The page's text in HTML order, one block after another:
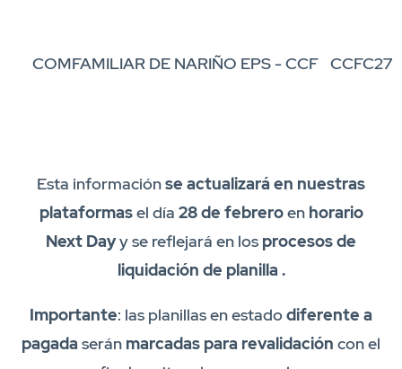
COMFAMILIAR DE NARIÑO EPS - CCF CCFC27
Esta informaciónse actualizará en nuestras
plataformasel día 28 de febreroen horario
Next Dayy se reflejará en los procesos de
liquidación de planilla .
Importante: las planillas en estadodiferente a
pagada serán marcadas para revalidación con el